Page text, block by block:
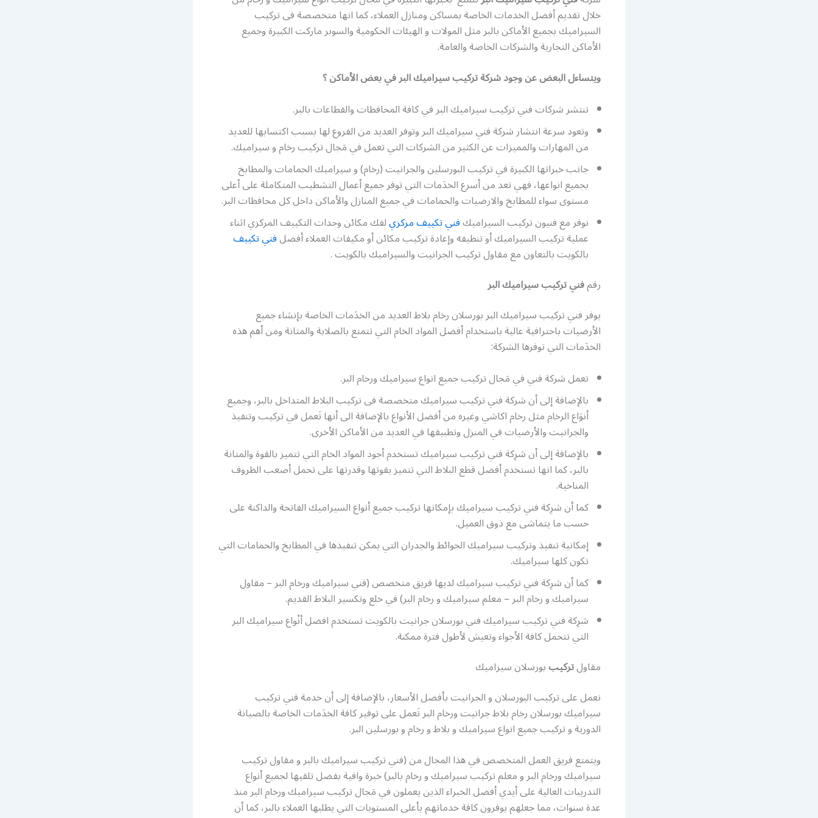
خلال تقديم أفضل الخدمات الخاصة بمساكن ومنازل العملاء، كما انها متخصصة فى تركيب
السيراميك بجميع الأماكن بالبر مثل المولات و الهيئات الحكومية والسوبر ماركت الكبيرة وجميع
الأماكن التجارية والشركات الخاصة والعامة.
ويتساءل البعض عن وجود شركة تركيب سيراميك البر في بعض الأماكن ؟
تنتشر شركات فني تركيب سيراميك البر في كافة المحافظات والقطاعات بالبر.
وتعود سرعة انتشار شركة فني سيراميك البر وتوفر العديد من الفروع لها بسبب اكتسابها للعديد
من المهارات والمميزات عن الكثير من الشركات التي تعمل في مَجال تركيب رخام و سيراميك.
جانب خبراتها الكبيرة في تركيب البورسلين والجرانيت (رخام) و سيراميك الحمامات والمطابخ
بجميع انواعها، فهي تعد من أسرع الخدَمات التي توفر جميع أعمال التشطيب المتكاملة على أعلى
مستوى سواء للمطابخ والارضيات والحمامات في جميع المنازل والأماكن داخل كل محافظات البر.
نوفر مع فنيون تركيب السيراميكفني تكييف مركزيلفك مكائن وحدات التكييف المركزي اثناء
عملية تركيب السيراميك أو تنظيفه وإعادة تركيب مكائن أو مكيفات العملاء أفضلفني تكييف
بالكويت بالتعاون مع مقاول تركيب الجرانيت والسيراميك بالكويت .
رقمفني تركيب سيراميك البر
يوفر فني تركيب سيراميك البر بورسلان رخام بلاط العديد من الخدَمات الخاصة بإنشاء جميع
الأرضيات باحترافية عالية باستخدام أفضل المواد الخام التي تتمتع بالصلابة والمتانة ومن أهم هذه
الخدَمات التي توفرها الشركة:
تعمل شركة فني في مَجال تركيب جميع انواع سيراميك ورخام البر.
بالإضافة إلى أن شركة فني تركيب سيراميك متخصصة فى تركيب البلاط المتداخل بالبر، وجميع
أنوَاع الرخام مثل رخام اكاشي وغيره من أفضل الأنواع بالإضافة الى أنها تَعمل في تركيب وتنفيذ
والجرانيت والأرضيات في المنزل وتطبيقها في العديد من الأماكن الأخرى.
بالإضافة إلى أن شرِكة فني تركيب سيراميك تستخدم أجود المواد الخام التي تتميز بالقوة والمتانة
بالبر، كما انها تستخدم أفضل قطع البلاط التي تتميز بقوتها وقدرتها على تحمل أصعب الظروف
المناخية.
كما أن شرِكة فني تركيب سيراميك بإمكانها تركيب جميع أنواع السيراميك الفاتحة والداكنة على
حسب ما يتماشى مع ذوق العميل.
إمكانية تنفيذ وتركيب سيراميك الحوائط والجدران التي يمكن تنفيذها في المطابخ والحمامات التي
تكون كلها سيراميك.
كما أن شرِكة فني تركيب سيراميك لديها فريق متخصص (فني سيراميك ورخام البر – مقاول
سيراميك و رخام البر – معلم سيراميك و رخام البر) في خلع وتكسير البلاط القديم.
شرِكة فني تركيب سيراميك فني بورسلان جرانيت بالكويت تستخدم افضل أنْواع سيراميك البر
التي تتحمل كافة الأجواء وتعيش لأطول فترة ممكنة.
مقاولتركيببورسلان سيراميك
نعمل على تركيب البورسلان و الجرانيت بأفضل الأسعار، بالإضافة إلى أن خدمة فني تركيب
سيراميك بورسلان رخام بلاط جرانيت ورخام البر تَعمل على توفير كافة الخدَمات الخاصة بالصيانة
الدورية و تركيب جميع انواع سيراميك و بلاط و رخام و بورسلين البر.
ويتمتع فريق العمل المتخصص في هذا المجال من (فني تركيب سيراميك بالبر و مقاول تركيب
سيراميك ورخام البر و معلم تركيب سيراميك و رخام بالبر) خبرة وافية بفضل تلقيها لجميع أنواع
التدريبات العالية على أيدي أفضل الخبراء الذين يعملون في مَجال تركيب سيراميك ورخام البر منذ
عدة سنوات، مما جعلهم يوفرون كافة خدماتهم بأعلى المستويات التي يطلبها العملاء بالبر، كما أن